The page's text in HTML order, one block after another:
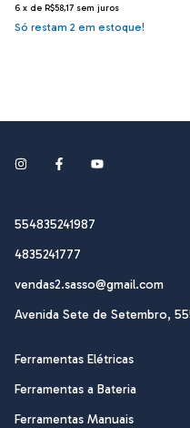
6 x de R$58,17 sem juros
Só restam 2 em estoque!
554835241987
4835241777
vendas2.sasso@gmail.com
Avenida Sete de Setembro,
Ferramentas Elétricas
Ferramentas a Bateria
Ferramentas Manuais